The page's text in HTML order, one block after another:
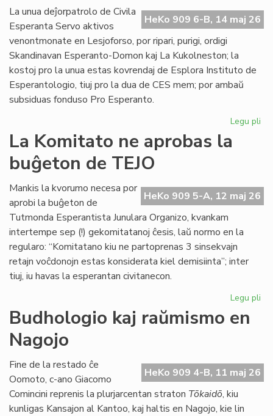
tuj
HeKo 909 6-B, 14 maj 26
La unua deĵorpatrolo de Civila
Esperanta Servo aktivos
venontmonate en Lesjoforso, por ripari, purigi, ordigi
Skandinavan Esperanto-Domon kaj La Kukolneston; la
kostoj pro la unua estas kovrendaj de Esplora Instituto de
Esperantologio, tiuj pro la dua de CES mem; por ambaŭ
subsiduas fonduso Pro Esperanto.
Legu pli
La Komitato ne aprobas la
buĝeton de TEJO
HeKo 909 5-A, 12 maj 26
Mankis la kvorumo necesa por
aprobi la buĝeton de
Tutmonda Esperantista Junulara Organizo, kvankam
intertempe sep (!) gekomitatanoj ĉesis, laŭ normo en la
regularo: “Komitatano kiu ne partoprenas 3 sinsekvajn
retajn voĉdonojn estas konsiderata kiel demisiinta”; inter
tiuj, iu havas la esperantan civitanecon.
Legu pli
la
Budhologio kaj raŭmismo en
Nagojo
HeKo 909 4-B, 11 maj 26
Fine de la restado ĉe
Oomoto, c-ano Giacomo
Comincini reprenis la plurjarcentan straton Tōkaidō, kiu
kunligas Kansajon al Kantoo, kaj haltis en Nagojo, kie lin